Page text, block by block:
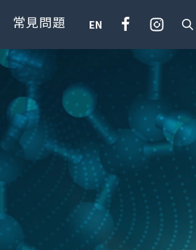
常見問題